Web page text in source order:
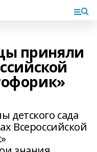
приняли
детского сада
Всероссийской